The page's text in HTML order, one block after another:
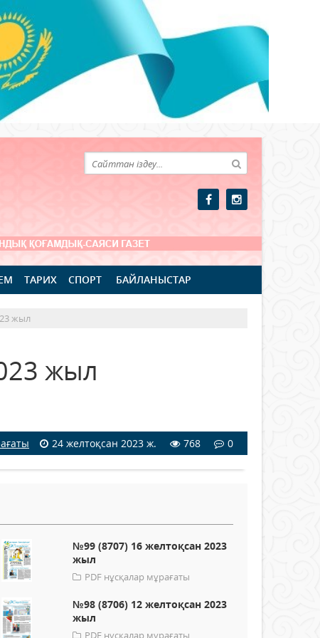
ТАРИХ СПОРТ БАЙЛАНЫСТАР
жыл
жыл
24 желтоқсан 2023 ж. 768 0
№99 (8707) 16 желтоқсан 2023
жыл
PDF нұсқалар мұрағаты
№98 (8706) 12 желтоқсан 2023
жыл
PDF нұсқалар мұрағаты